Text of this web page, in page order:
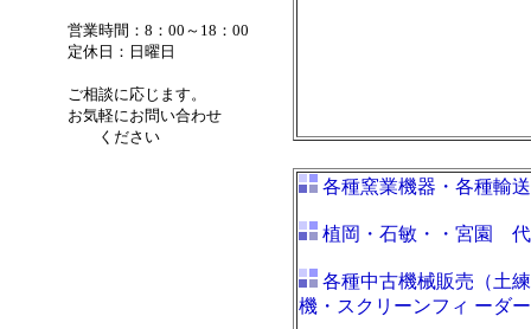
営業時間： 8：00～18：00
定休日： 日曜日
ご相談に応じます。
お気軽にお問い合わせ
ください
各種窯業機器・各種輸
植岡・石敏・・宮園
各種中古機械販売（土
機・スクリーンフィ ーダ